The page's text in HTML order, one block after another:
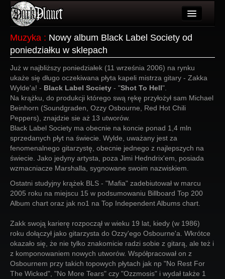
Użytkownicy
Wydarzenia
Galeria
Forum
Więcej
Login
Muzyka : Nowy album Black Label Society od
poniedziałku w sklepach
Już w najbliższy poniedziałek (11 września 2006) na rynku
ukaże się długo oczekiwana płyta kapeli mistrza gitary - Zakka
Wylde'a! - Black Label Society - "Shot To Hell".
Na krążku, do produkcji którego swą rękę przyłożył sam Michael
Beinhorn (Soundgraden, Ozzy Osbourne, Red Hot Chili
Peppers), znajdzie sie aż 13 utworów.
Black Label Society ma obecnie na koncie ponad 1,4 mln
sprzedanych płyt na świecie. Wylde, uważany jest za
fenomenalnego gitarzystę, obecnie jednego z najlepszych na
świecie. Jako jedyny artysta, poza Jimi Hedndrix'em, posiada
wzmacniacze Marshalla, sygnowane swoim nazwiskiem.
Ostatni studyjny krążek BLS - "Mafia" zadebiutował w marcu
2005 roku na miejscu 15 w podsumowaniu Billboard Top 200
Album chart oraz jak no1 na Top Independent Albums chart.
Zakk swoją karierę rozpoczął w wieku 19 lat, kiedy (w 1986)
roku dołączył jako gitarzysta do Ozzy'ego Osbourne'a. Wkrótce
okazało się, że nie tylko znakomicie radzi sobie z gitarą, ale też i
z komponowaniem nowych utworów. Współpracował on z
Osbournem przy takich topowych płytach jak np "No Rest For
The Wicked", "No More Tears" czy "Ozzmosis" i wydał także 1